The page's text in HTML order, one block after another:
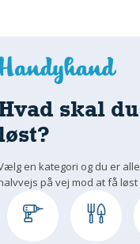
skal
en kategori og du er
på vej mod at få